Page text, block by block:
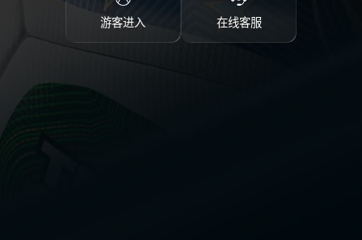
游客进入 在线客服